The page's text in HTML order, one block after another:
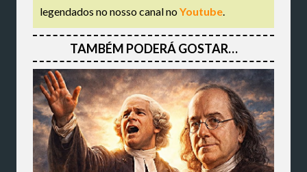
legendados no nosso canal noYoutube.
TAMBÉM PODERÁ GOSTAR…